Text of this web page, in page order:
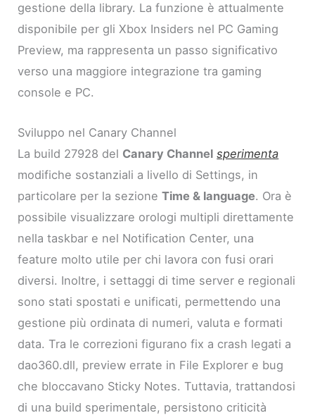
gestione della library. La funzione è attualmente
disponibile per gli Xbox Insiders nel PC Gaming
Preview, ma rappresenta un passo significativo
verso una maggiore integrazione tra gaming
console e PC.
Sviluppo nel Canary Channel
La build 27928 del Canary Channel sperimenta
modifiche sostanziali a livello di Settings, in
particolare per la sezioneTime & language. Ora è
possibile visualizzare orologi multipli direttamente
nella taskbar e nel Notification Center, una
feature molto utile per chi lavora con fusi orari
diversi. Inoltre, i settaggi di time server e regionali
sono stati spostati e unificati, permettendo una
gestione più ordinata di numeri, valuta e formati
data. Tra le correzioni figurano fix a crash legati a
dao360.dll, preview errate in File Explorer e bug
che bloccavano Sticky Notes. Tuttavia, trattandosi
di una build sperimentale, persistono criticità